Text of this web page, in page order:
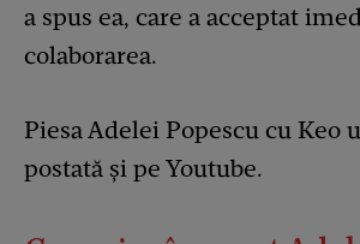
a spus ea, care a acceptat
colaborarea.
Piesa Adelei Popescu cu Keo
postată și pe Youtube.